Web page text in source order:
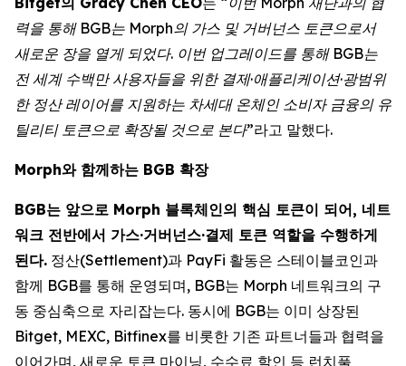
력을 통해 BGB는 Morph의 가스 및 거버넌스 토큰으로서
새로운 장을 열게 되었다. 이번 업그레이드를 통해 BGB는
전 세계 수백만 사용자들을 위한 결제·애플리케이션·광범위
한 정산 레이어를 지원하는 차세대 온체인 소비자 금융의 유
틸리티 토큰으로 확장될 것으로 본다”라고 말했다.
Morph와 함께하는 BGB 확장
BGB는 앞으로 Morph 블록체인의 핵심 토큰이 되어, 네트
워크 전반에서 가스·거버넌스·결제 토큰 역할을 수행하게
된다. 정산(Settlement)과 PayFi 활동은 스테이블코인과
함께 BGB를 통해 운영되며, BGB는 Morph 네트워크의 구
동 중심축으로 자리잡는다. 동시에 BGB는 이미 상장된
Bitget, MEXC, Bitfinex를 비롯한 기존 파트너들과 협력을
이어가며, 새로운 토큰 마이닝, 수수료 할인 등 런치풀